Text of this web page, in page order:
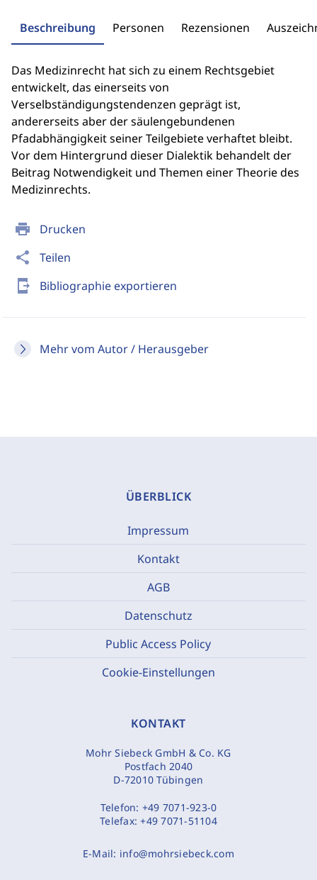
print Drucken
share Teilen
send_to_mobile Bibliographie exportieren
Mehr vom Autor / Herausgeber
Beschreibung Personen Rezensionen
Das Medizinrecht hat sich zu einem Rechtsgebiet
entwickelt, das einerseits von
Verselbständigungstendenzen geprägt ist,
andererseits aber der säulengebundenen
Pfadabhängigkeit seiner Teilgebiete verhaftet bleibt.
Vor dem Hintergrund dieser Dialektik behandelt der
Beitrag Notwendigkeit und Themen einer Theorie des
Medizinrechts.
ÜBERBLICK
Impressum
Kontakt
AGB
Datenschutz
Public Access Policy
Cookie-Einstellungen
KONTAKT
Mohr Siebeck GmbH & Co. KG
Postfach 2040
D-72010 Tübingen
Telefon: +49 7071-923-0
Telefax:+49 7071-51104
E-Mail: info@mohrsiebeck.com